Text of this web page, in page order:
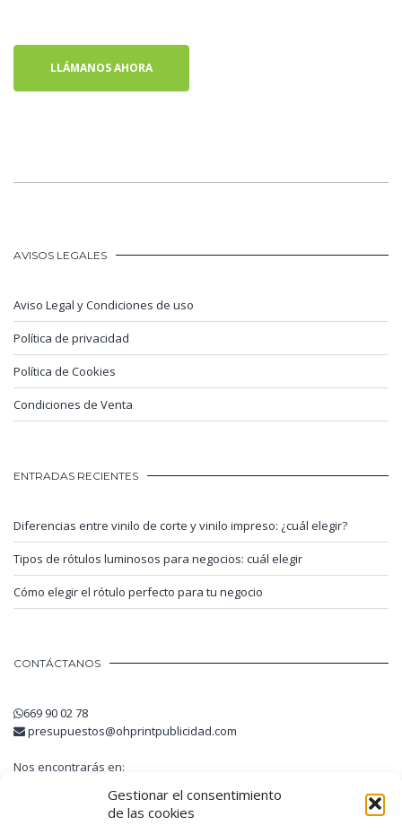
Gestionar el consentimiento
de las cookies
LLÁMANOS AHORA
AVISOS LEGALES
Aviso Legal y Condiciones de uso
Política de privacidad
Política de Cookies
Condiciones de Venta
ENTRADAS RECIENTES
Diferencias entre vinilo de corte y vinilo impreso: ¿cuál elegir?
Tipos de rótulos luminosos para negocios: cuál elegir
Cómo elegir el rótulo perfecto para tu negocio
CONTÁCTANOS
669 90 02 78
presupuestos@ohprintpublicidad.com
Nos encontrarás en:
08740 Sant Andreu de la Barca